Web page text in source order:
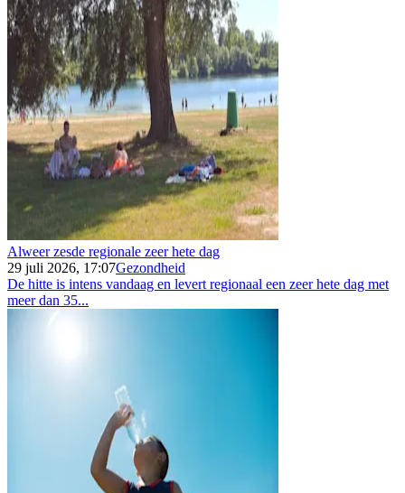
Alweer zesde regionale zeer hete dag
29 juli 2026, 17:07Gezondheid
De hitte is intens vandaag en levert regionaal een zeer hete dag met
meer dan 35...